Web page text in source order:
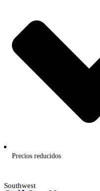
Precios reducidos
Southwest